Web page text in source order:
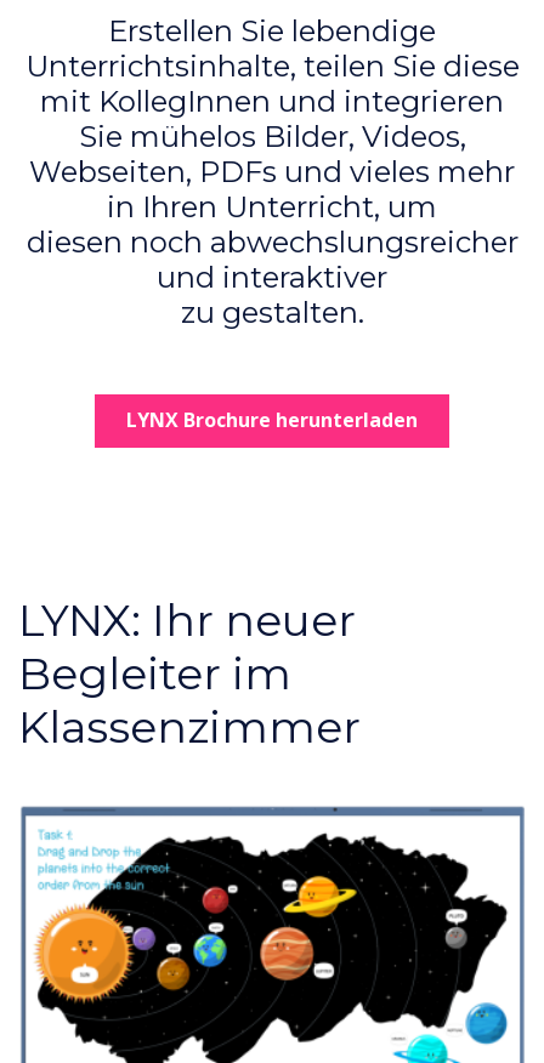
Erstellen Sie lebendige
Unterrichtsinhalte, teilen Sie diese
mit KollegInnen und integrieren
Sie mühelos Bilder, Videos,
Webseiten, PDFs und vieles mehr
in Ihren Unterricht, um
diesen noch abwechslungsreicher
und interaktiver
zu gestalten.
LYNX Brochure herunterladen
LYNX: Ihr neuer
Begleiter im
Klassenzimmer